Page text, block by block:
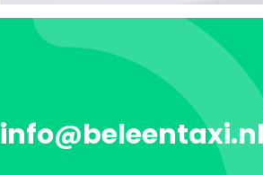
info@beleentaxi.nl